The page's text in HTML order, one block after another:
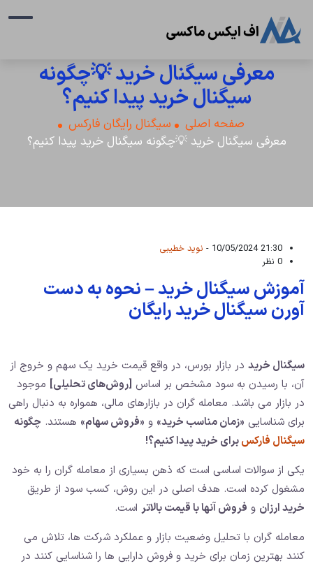
معرفی سیگنال خرید 💡چگونه
سیگنال خرید پیدا کنیم؟
صفحه اصلی
سیگنال رایگان فارکس
معرفی سیگنال خرید 💡چگونه سیگنال خرید پیدا کنیم؟
21:30 10/05/2024 -
نوید خطیبی
0 نظر
آموزش سیگنال خرید – نحوه به دست
آورن سیگنال خرید رایگان
سیگنال خرید در بازار بورس، در واقع قیمت خرید یک سهم و خروج از
آن، با رسیدن به سود مشخص بر اساس [روش‌های تحلیلی] موجود
در بازار می باشد. معامله گران در بازارهای مالی، همواره به دنبال راهی
برای شناسایی «زمان مناسب خرید» و «فروش سهام» هستند. چگونه
سیگنال فارکسبرای خرید پیدا کنیم؟!
یکی از سوالات اساسی است که ذهن بسیاری از معامله گران را به خود
مشغول کرده است. هدف اصلی در این روش، کسب سود از طریق
خرید ارزان و فروش آنها با قیمت بالاتر است.
معامله گران با تحلیل وضعیت بازار و عملکرد شرکت ها، تلاش می
کنند بهترین زمان برای خرید و فروش دارایی ها را شناسایی کنند در